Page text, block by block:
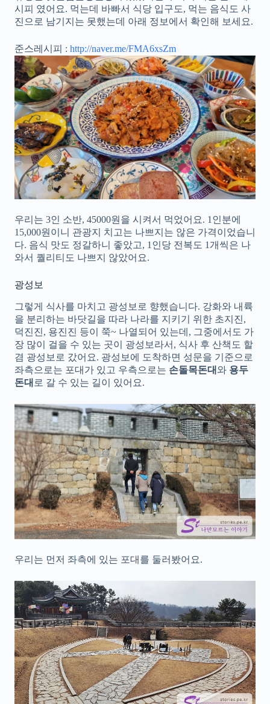
시피 였어요. 먹는데 바빠서 식당 입구도, 먹는 음식도 사
진으로 남기지는 못했는데 아래 정보에서 확인해 보세요.
준스레시피 : http://naver.me/FMA6xsZm
우리는 3인 소반, 45000원을 시켜서 먹었어요. 1인분에
15,000원이니 관광지 치고는 나쁘지는 않은 가격이었습니
다. 음식 맛도 정갈하니 좋았고, 1인당 전복도 1개씩은 나
와서 퀄리티도 나쁘지 않았어요.
광성보
그렇게 식사를 마치고 광성보로 향했습니다. 강화와 내륙
을 분리하는 바닷길을 따라 나라를 지키기 위한 초지진,
덕진진, 용진진 등이 쭉~ 나열되어 있는데, 그중에서도 가
장 많이 걸을 수 있는 곳이 광성보라서, 식사 후 산책도 할
겸 광성보로 갔어요. 광성보에 도착하면 성문을 기준으로
좌측으로는 포대가 있고 우측으로는 손돌목돈대 와 용두
돈대 로 갈 수 있는 길이 있어요.
우리는 먼저 좌측에 있는 포대를 둘러봤어요.